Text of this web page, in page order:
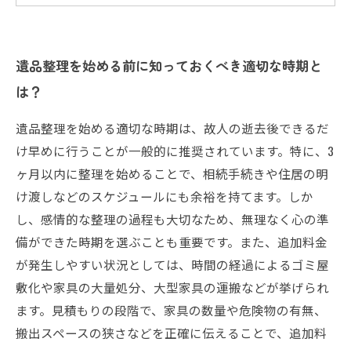
対策法
遺品整理を初めて行う方へ：知っておきたい基
礎知識と注意点
安心して遺品整理を進めるためのポイントまと
め
遺品整理を始める前に知っておくべき適切な時期と
は？
遺品整理を始める適切な時期は、故人の逝去後できるだ
け早めに行うことが一般的に推奨されています。特に、3
ヶ月以内に整理を始めることで、相続手続きや住居の明
け渡しなどのスケジュールにも余裕を持てます。しか
し、感情的な整理の過程も大切なため、無理なく心の準
備ができた時期を選ぶことも重要です。また、追加料金
が発生しやすい状況としては、時間の経過によるゴミ屋
敷化や家具の大量処分、大型家具の運搬などが挙げられ
ます。見積もりの段階で、家具の数量や危険物の有無、
搬出スペースの狭さなどを正確に伝えることで、追加料